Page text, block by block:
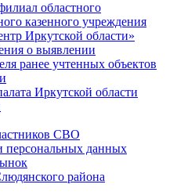
областного
казенного учреждения
Иркутской области»
о выявлении
ранее учтенных объектов
Иркутской области
СВО
персональных данных
района